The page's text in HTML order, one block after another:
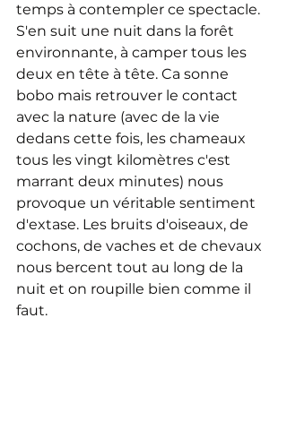
temps à contempler ce spectacle.
S'en suit une nuit dans la forêt
environnante, à camper tous les
deux en tête à tête. Ca sonne
bobo mais retrouver le contact
avec la nature (avec de la vie
dedans cette fois, les chameaux
tous les vingt kilomètres c'est
marrant deux minutes) nous
provoque un véritable sentiment
d'extase. Les bruits d'oiseaux, de
cochons, de vaches et de chevaux
nous bercent tout au long de la
nuit et on roupille bien comme il
faut.